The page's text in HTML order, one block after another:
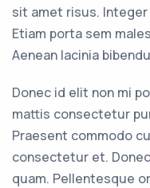
sit amet risus.
Etiam porta sem
Aenean lacinia
Donec id elit non mi
mattis consectetur
Praesent commodo
consectetur et.
quam. Pellentesque